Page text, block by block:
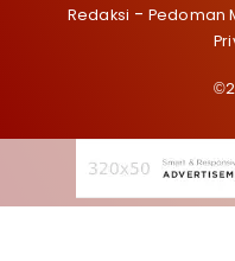
Redaksi Pedoman